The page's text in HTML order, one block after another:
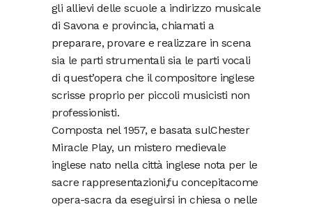
gli allievi delle scuole a indirizzo musicale
di Savona e provincia, chiamati a
preparare, provare e realizzare in scena
sia le parti strumentali sia le parti vocali
di quest’opera che il compositore inglese
scrisse proprio per piccoli musicisti non
professionisti.
Composta nel 1957, e basata sulChester
Miracle Play, un mistero medievale
inglese nato nella città inglese nota per le
sacre rappresentazioni,fu concepitacome
opera-sacra da eseguirsi in chiesa o nelle